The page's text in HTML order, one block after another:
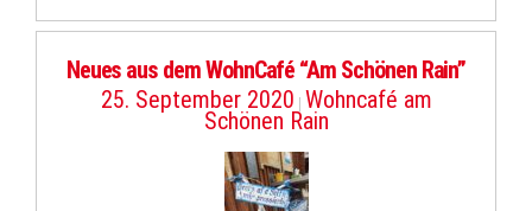
Neues aus dem WohnCafé “Am Schönen Rain”
25. September 2020 | Wohncafé am
Schönen Rain